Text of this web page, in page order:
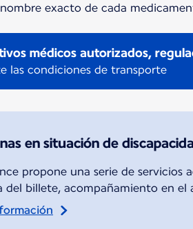
exacto de cada
médicos autorizados,
las condiciones de transporte
en situación de
propone una serie de servicios
del billete, acompañamiento en